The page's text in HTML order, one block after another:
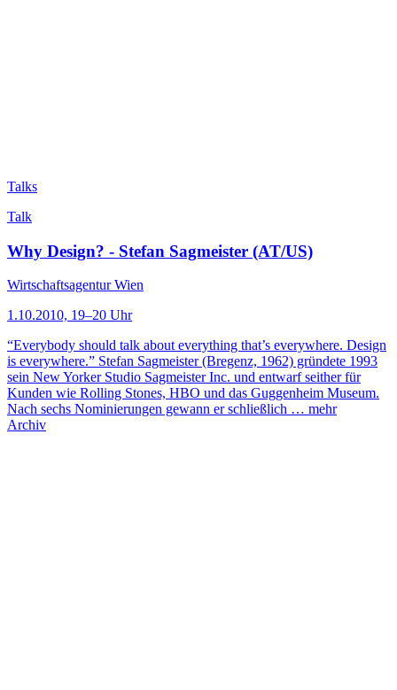
Talks
Talk
Why Design? - Stefan Sagmeister (AT/US)
Wirtschaftsagentur Wien
1.10.2010, 19–20 Uhr
“Everybody should talk about everything that’s everywhere. Design
is everywhere.” Stefan Sagmeister (Bregenz, 1962) gründete 1993
sein New Yorker Studio Sagmeister Inc. und entwarf seither für
Kunden wie Rolling Stones, HBO und das Guggenheim Museum.
Nach sechs Nominierungen gewann er schließlich … mehr
Archiv